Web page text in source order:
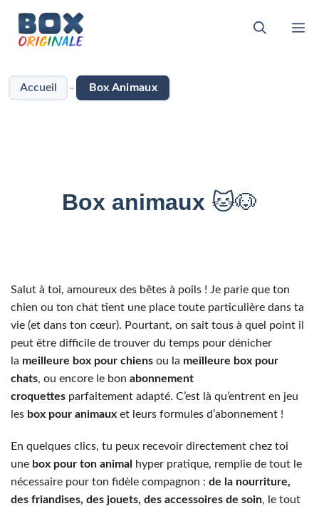
contenu
Accueil - Box Animaux
Box animaux 🐱🐶
Salut à toi, amoureux des bêtes à poils ! Je parie que ton
chien ou ton chat tient une place toute particulière dans ta
vie (et dans ton cœur). Pourtant, on sait tous à quel point il
peut être difficile de trouver du temps pour dénicher
la meilleure box pour chiens ou la meilleure box pour
chats, ou encore le bon abonnement
croquettes parfaitement adapté. C’est là qu’entrent en jeu
les box pour animaux et leurs formules d’abonnement !
En quelques clics, tu peux recevoir directement chez toi
une box pour ton animal
hyper pratique, remplie de tout le
nécessaire pour ton fidèle compagnon : de la nourriture,
des friandises, des jouets, des accessoires de soin, le tout